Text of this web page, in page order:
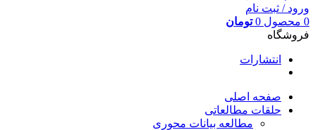
ورود / ثبت نام
0 محصول 0 تومان
فروشگاه
انتشارات
صفحه اصلی
حلقات مطالعاتی
مطالعه بیانات محوری